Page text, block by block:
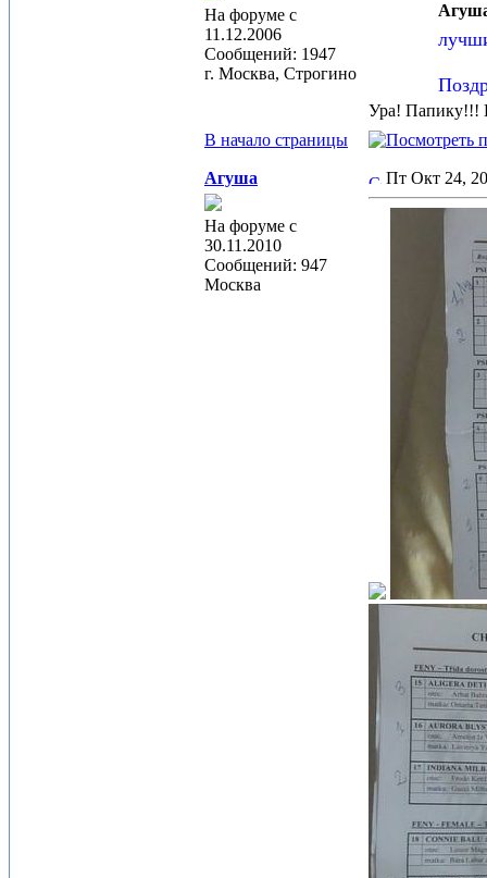
На форуме с
11.12.2006
Сообщений: 1947
г. Москва, Строгино
Ура! Папику!!!
В начало страницы
Агуша
На форуме с
30.11.2010
Сообщений: 947
Москва
Пт Окт 24,